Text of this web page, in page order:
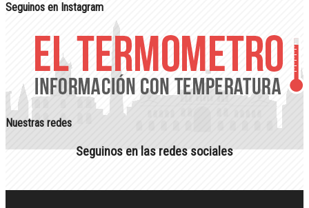
Seguinos en Instagram
Nuestras redes
Seguinos en las redes sociales